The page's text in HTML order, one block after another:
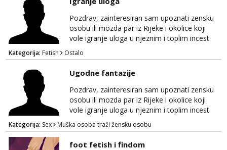
Pozdrav, zainteresiran sam upoznati zensku
osobu ili mozda par iz Rijeke i okolice koji
vole igranje uloga u njeznim i toplim incest
pricama, izgled nebitan, bitno je da znas sto
zelis i da se volis zabavljati. Javitese na mail,
viber, wapp ili zovite. Samo ozbiljni, hvala
Kategorija: Fetish Ostalo
Ugodne fantazije
Pozdrav, zainteresiran sam upoznati zensku
osobu ili mozda par iz Rijeke i okolice koji
vole igranje uloga u njeznim i toplim incest
pricama, izgled nebitan, bitno je da znas sto
zelis i da se volis zabavljati. Javitese na mail,
viber, wapp ili zovite. Samo ozbiljni, hvala
Kategorija: Sex Muška osoba traži žensku osobu
foot fetish i findom